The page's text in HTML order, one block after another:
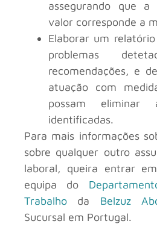
assegurando que
valor corresponde a
Elaborar um
problemas
recomendações, e
atuação com
possam eliminar
identificadas.
Para mais informações
sobre qualquer outro
laboral, queira entrar
equipa do
Trabalho da Belzuz
Sucursal em Portugal.